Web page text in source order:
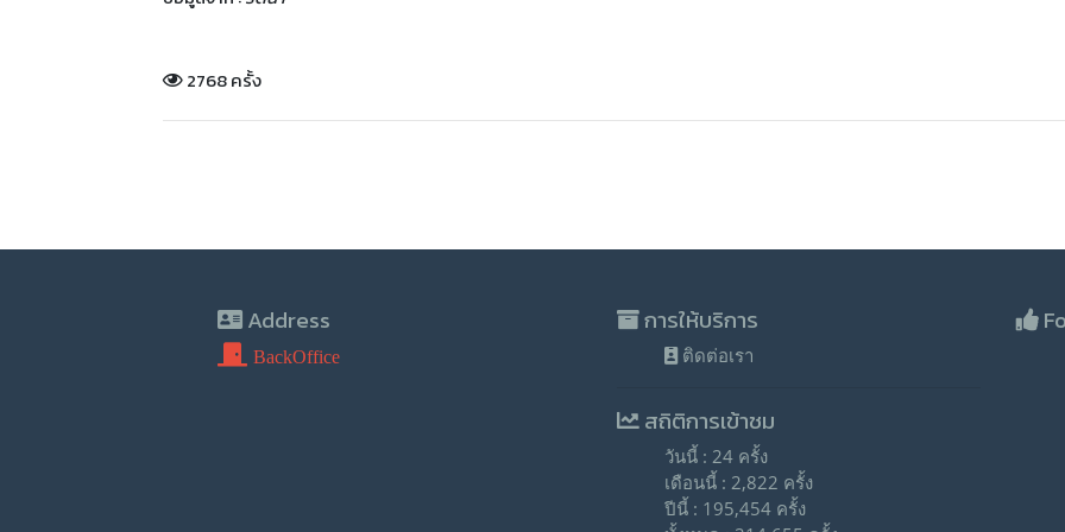
2768 ครั้ง
Address
BackOffice
การให้บริการ
ติดต่อเรา
สถิติการเข้าชม
วันนี้ : 24 ครั้ง
เดือนนี้ : 2,822 ครั้ง
ปีนี้ : 195,454 ครั้ง